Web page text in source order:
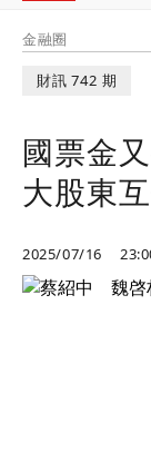
金融圈
財訊 742 期
國票金
大股東
2025/07/16